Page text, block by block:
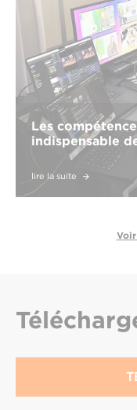
Les
indispensable
lire la suite